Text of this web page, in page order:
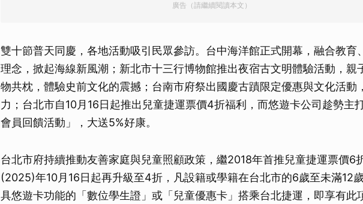
廣告（請繼續閱讀本文）
雙十節普天同慶，各地活動吸引民眾參訪。台中海洋館正式開幕，融合教育
理念，掀起海線新風潮；新北市十三行博物館推出夜宿古文明體驗活動，親
物共枕，體驗史前文化的震撼；台南市府祭出國慶古蹟限定優惠與文化活動
力；台北市自10月16日起推出兒童捷運票價4折福利，而悠遊卡公司趁勢主
會員回饋活動」，大送5%好康。
台北市府持續推動友善家庭與兒童照顧政策，繼2018年首推兒童捷運票價6
(2025)年10月16日起再升級至4折，凡設籍或學籍在台北市的6歲至未滿12
具悠遊卡功能的「數位學生證」或「兒童優惠卡」搭乘台北捷運，即享有此